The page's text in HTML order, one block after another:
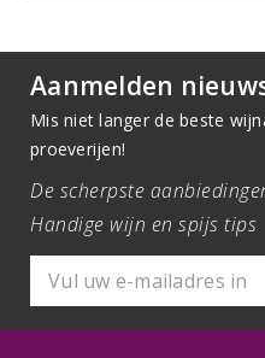
Aanmelden
Mis niet langer de beste
proeverijen!
De scherpste
Handige wijn en spijs tips